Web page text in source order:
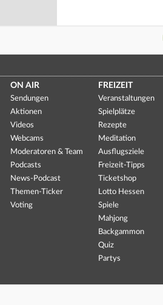
ON AIR
Sendungen
Aktionen
Videos
Webcams
Moderatoren & Team
Podcasts
News-Podcast
Themen-Ticker
Voting
FREIZEIT
Veranstaltungen
Spielplätze
Rezepte
Meditation
Ausflugsziele
Freizeit-Tipps
Ticketshop
Lotto Hessen
Spiele
Mahjong
Backgammon
Quiz
Partys